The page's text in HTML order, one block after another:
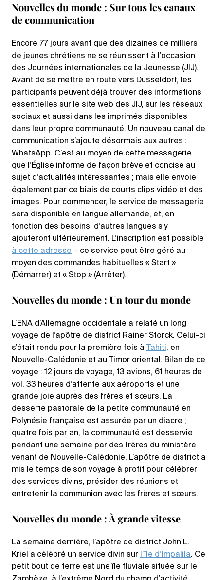
Nouvelles du monde : Sur tous les canaux
de communication
Encore 77 jours avant que des dizaines de milliers
de jeunes chrétiens ne se réunissent à l’occasion
des Journées internationales de la Jeunesse (JIJ).
Avant de se mettre en route vers Düsseldorf, les
participants peuvent déjà trouver des informations
essentielles sur le site web des JIJ, sur les réseaux
sociaux et aussi dans les imprimés disponibles
dans leur propre communauté. Un nouveau canal de
communication s’ajoute désormais aux autres :
WhatsApp. C’est au moyen de cette messagerie
que l’Église informe de façon brève et concise au
sujet d’actualités intéressantes ; mais elle envoie
également par ce biais de courts clips vidéo et des
images. Pour commencer, le service de messagerie
sera disponible en langue allemande, et, en
fonction des besoins, d’autres langues s’y
ajouteront ultérieurement. L’inscription est possible
à cette adresse – ce service peut être géré au
moyen des commandes habituelles « Start »
(Démarrer) et « Stop » (Arrêter).
Nouvelles du monde : Un tour du monde
L’ENA d’Allemagne occidentale a relaté un long
voyage de l’apôtre de district Rainer Storck. Celui-ci
s’était rendu pour la première fois à Tahiti, en
Nouvelle-Calédonie et au Timor oriental. Bilan de ce
voyage : 12 jours de voyage, 13 avions, 61 heures de
vol, 33 heures d’attente aux aéroports et une
grande joie auprès des frères et sœurs. La
desserte pastorale de la petite communauté en
Polynésie française est assurée par un diacre ;
quatre fois par an, la communauté est desservie
pendant une semaine par des frères du ministère
venant de Nouvelle-Calédonie. L’apôtre de district a
mis le temps de son voyage à profit pour célébrer
des services divins, présider des réunions et
entretenir la communion avec les frères et sœurs.
Nouvelles du monde : À grande vitesse
La semaine dernière, l’apôtre de district John L.
Kriel a célébré un service divin sur l’île d’Impalila. Ce
petit bout de terre est une île fluviale située sur le